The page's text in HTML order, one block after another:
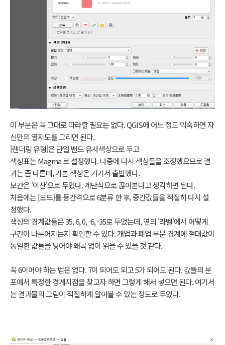
이 부분은 꼭 그대로 따라할 필요는 없다. QGIS에 어느 정도 익숙하면 자
신만의 열지도를 그리면 된다.
[렌더링 유형]은 단일 밴드 유사색상으로 두고
색상표는 Magma 로 설정했다. 나중에 다시 색상들을 조정했으므로 결
과는 좀 다른데, 기본 색상은 거기서 출발했다.
보간은 '이산'으로 두었다. 계단식으로 끊어본다고 생각하면 된다.
처음에는 [모드]를 등간격으로 6분류 한 후, 중간값들을 적절히 다시 설
정했다.
색상의 경계값들은 35, 6, 0, -6, -35로 두었는데, 옆의 '라벨'에서 어떻게
구간이 나누어지는지 확인할 수 있다. 개업과 폐업 부분 경계에 절대값이
동일한 값들을 넣어야 왜곡 없이 읽을 수 있을 것 같다.
꼭 6이어야 하는 법은 없다. 7이 되어도 되고 5가 되어도 된다. 값들의 분
포에서 특정한 경계지점을 찾고자 하면 그렇게 해서 넣으면 된다. 여기서
는 결과물의 그림이 적절하게 알아볼 수 있는 정도로 두었다.